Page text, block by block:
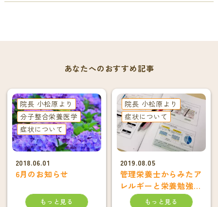
あなたへのおすすめ記事
院長 小松原より
分子整合栄養医学
症状について
2018.06.01
6月のお知らせ
もっと見る
院長 小松原より
症状について
2019.08.05
管理栄養士からみたア
レルギーと栄養勉強会
終了
もっと見る